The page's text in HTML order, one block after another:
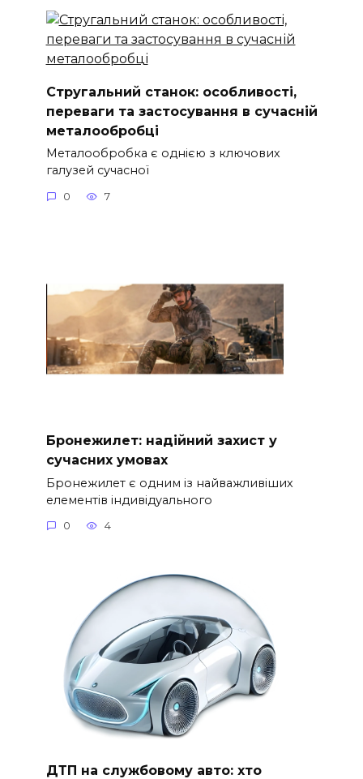
Стругальний станок: особливості,
переваги та застосування в сучасній
металообробці
Металообробка є однією з ключових
галузей сучасної
0 7
Бронежилет: надійний захист у
сучасних умовах
Бронежилет є одним із найважливіших
елементів індивідуального
0 4
ДТП на службовому авто: хто